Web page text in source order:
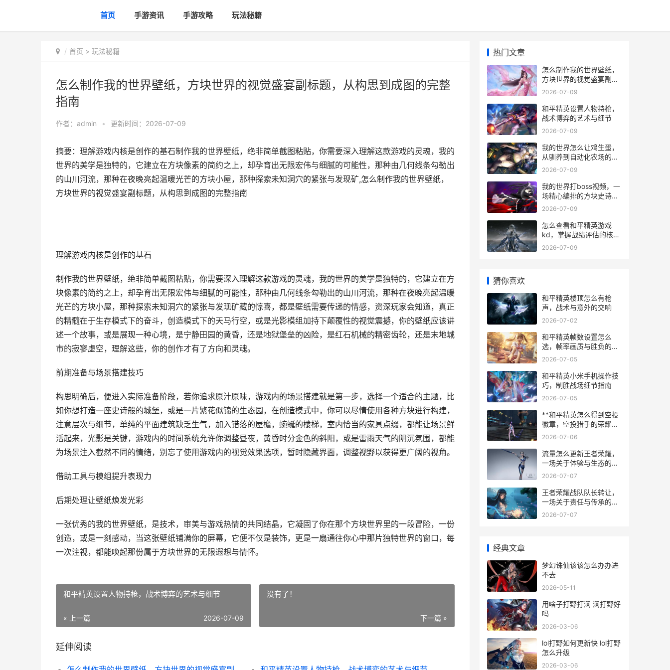
首页 手游资讯 手游攻略 玩法秘籍
首页 > 玩法秘籍
怎么制作我的世界壁纸，方块世界的视觉盛宴副标题，从构思到成图的完整
指南
作者： admin • 更新时间：2026-07-09
摘要：理解游戏内核是创作的基石制作我的世界壁纸，绝非简单截图粘贴，你需要深入理解这款游戏的灵魂，我的
世界的美学是独特的，它建立在方块像素的简约之上，却孕育出无限宏伟与细腻的可能性，那种由几何线条勾勒出
的山川河流，那种在夜晚亮起温暖光芒的方块小屋，那种探索未知洞穴的紧张与发现矿,怎么制作我的世界壁纸，
方块世界的视觉盛宴副标题，从构思到成图的完整指南
理解游戏内核是创作的基石
制作我的世界壁纸，绝非简单截图粘贴，你需要深入理解这款游戏的灵魂，我的世界的美学是独特的，它建立在方
块像素的简约之上，却孕育出无限宏伟与细腻的可能性，那种由几何线条勾勒出的山川河流，那种在夜晚亮起温暖
光芒的方块小屋，那种探索未知洞穴的紧张与发现矿藏的惊喜，都是壁纸需要传递的情感，资深玩家会知道，真正
的精髓在于生存模式下的奋斗，创造模式下的天马行空，或是光影模组加持下颠覆性的视觉震撼，你的壁纸应该讲
述一个故事，或是展现一种心境，是宁静田园的黄昏，还是地狱堡垒的凶险，是红石机械的精密齿轮，还是末地城
市的寂寥虚空，理解这些，你的创作才有了方向和灵魂。
前期准备与场景搭建技巧
构思明确后，便进入实际准备阶段，若你追求原汁原味，游戏内的场景搭建就是第一步，选择一个适合的主题，比
如你想打造一座史诗般的城堡，或是一片繁花似锦的生态园，在创造模式中，你可以尽情使用各种方块进行构建，
注意层次与细节，单纯的平面建筑缺乏生气，加入错落的屋檐，蜿蜒的楼梯，室内恰当的家具点缀，都能让场景鲜
活起来，光影是关键，游戏内的时间系统允许你调整昼夜，黄昏时分金色的斜阳，或是雷雨天气的阴沉氛围，都能
为场景注入截然不同的情绪，别忘了使用游戏内的视觉效果选项，暂时隐藏界面，调整视野以获得更广阔的视角。
借助工具与模组提升表现力
后期处理让壁纸焕发光彩
一张优秀的我的世界壁纸，是技术，审美与游戏热情的共同结晶，它凝固了你在那个方块世界里的一段冒险，一份
创造，或是一刻感动，当这张壁纸铺满你的屏幕，它便不仅是装饰，更是一扇通往你心中那片独特世界的窗口，每
一次注视，都能唤起那份属于方块世界的无限遐想与情怀。
和平精英设置人物持枪，战术博弈的艺术与细节
« 上一篇 2026-07-09
没有了！
下一篇 »
延伸阅读
热门文章
怎么制作我的世界壁纸，
方块世界的视觉盛宴副标
题，从构思到成图的完整
2026-07-09
和平精英设置人物持枪，
战术博弈的艺术与细节
2026-07-09
我的世界怎么让鸡生蛋，
从驯养到自动化农场的奥
秘
2026-07-09
我的世界打boss视频，一
场精心编排的方块史诗，
副标题，从生存挣扎到艺
2026-07-09
怎么查看和平精英游戏
kd，掌握战绩评估的核心
钥匙
2026-07-09
猜你喜欢
和平精英楼顶怎么有枪
声，战术与意外的交响
2026-07-02
和平精英帧数设置怎么
选，帧率画质与胜负的微
妙平衡，副标题，资深玩
2026-07-05
和平精英小米手机操作技
巧，制胜战场细节指南
2026-07-05
**和平精英怎么得到空投
徽章，空投猎手的荣耀之
路**
2026-07-06
流量怎么更新王者荣耀，
一场关于体验与生态的深
度思考
2026-07-07
王者荣耀战队队长转让，
一场关于责任与传承的抉
择
2026-07-07
经典文章
梦幻诛仙该该怎么办办进
不去
2026-05-11
用啥子打野打澜 澜打野好
吗
2026-03-06
lol打野如何更新快 lol打野
怎么升级
2026-03-06